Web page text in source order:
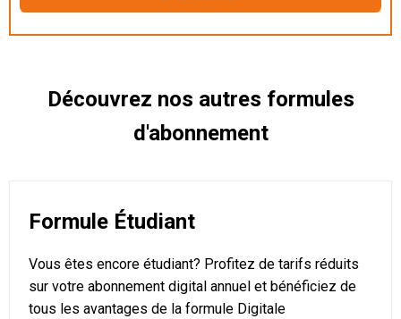
Des informations confidentielles résérvées aux
Découvrez nos autres formules
d'abonnement
Formule Étudiant
Vous êtes encore étudiant? Profitez de tarifs réduits
sur votre abonnement digital annuel et bénéficiez de
tous les avantages de la formule Digitale